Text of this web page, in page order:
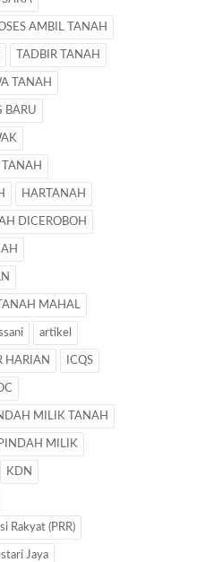
AMBIL TANAH
TADBIR TANAH
TANAH
BARU
TANAH
HARTANAH
DICEROBOH
TANAH MAHAL
artikel
HARIAN ICQS
MILIK TANAH
MILIK
KDN
Rakyat (PRR)
Jaya